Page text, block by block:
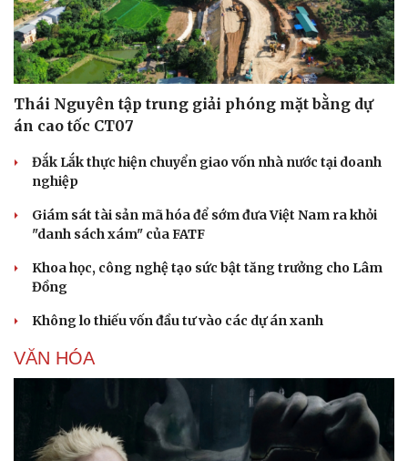
Thái Nguyên tập trung giải phóng mặt bằng dự
án cao tốc CT07
Đắk Lắk thực hiện chuyển giao vốn nhà nước tại doanh
nghiệp
Giám sát tài sản mã hóa để sớm đưa Việt Nam ra khỏi
"danh sách xám" của FATF
Khoa học, công nghệ tạo sức bật tăng trưởng cho Lâm
Đồng
Không lo thiếu vốn đầu tư vào các dự án xanh
VĂN HÓA